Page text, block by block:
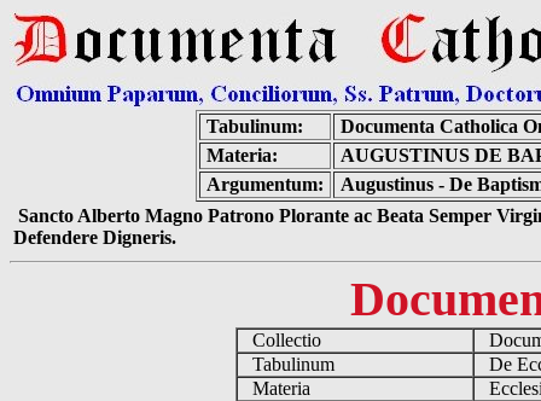
Tabulinum:
Documenta Catholica
Materia:
AUGUSTINUS DE
Argumentum:
Augustinus - De
Sancto Alberto Magno Patrono Plorante ac Beata Semper
Defendere Digneris.
Collectio
Tabulinum
De
Materia